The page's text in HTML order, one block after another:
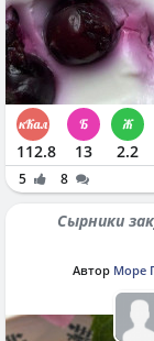
112.8 13 2.2
5 8
Сырники
Автор Море